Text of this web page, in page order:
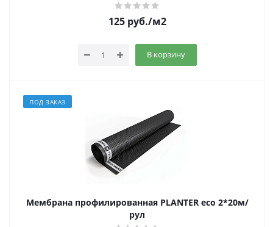
125руб./м2
В корзину
ПОД ЗАКАЗ
Мембрана профилированная PLANTER eco 2*20м/
рул